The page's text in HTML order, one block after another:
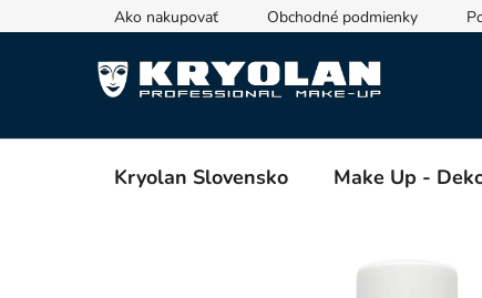
na
Ako nakupovať Obchodné podmienky
Kryolan Slovensko Make Up -